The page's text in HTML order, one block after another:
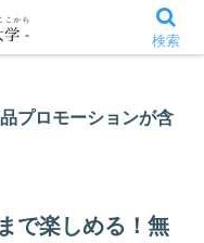
プロモーションが含
で楽しめる！無
検索